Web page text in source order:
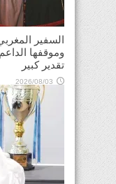
السفير
وموقفها
تقدير كبير
2026/08/03